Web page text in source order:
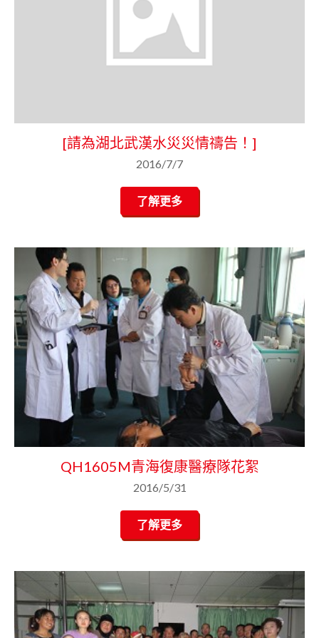
[請為湖北武漢水災災情禱告！]
2016/7/7
了解更多
QH1605M青海復康醫療隊花絮
2016/5/31
了解更多